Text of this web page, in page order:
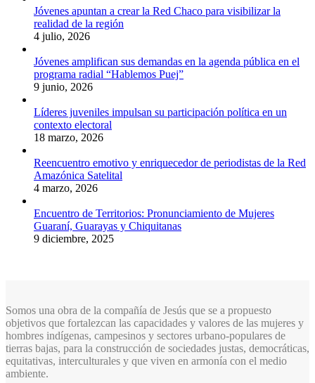
Jóvenes apuntan a crear la Red Chaco para visibilizar la
realidad de la región
4 julio, 2026
Jóvenes amplifican sus demandas en la agenda pública en el
programa radial “Hablemos Puej”
9 junio, 2026
Líderes juveniles impulsan su participación política en un
contexto electoral
18 marzo, 2026
Reencuentro emotivo y enriquecedor de periodistas de la Red
Amazónica Satelital
4 marzo, 2026
Encuentro de Territorios: Pronunciamiento de Mujeres
Guaraní, Guarayas y Chiquitanas
9 diciembre, 2025
Somos una obra de la compañía de Jesús que se a propuesto
objetivos que fortalezcan las capacidades y valores de las mujeres y
hombres indígenas, campesinos y sectores urbano-populares de
tierras bajas, para la construcción de sociedades justas, democráticas,
equitativas, interculturales y que viven en armonía con el medio
ambiente.